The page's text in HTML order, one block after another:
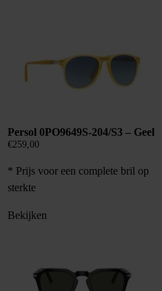
Persol 0PO9649S-204/S3 – Geel
€259,00
* Prijs voor een complete bril op
sterkte
Bekijken